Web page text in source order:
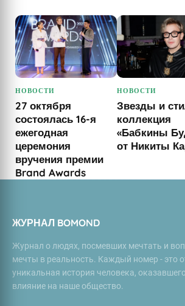
НОВОСТИ
27 октября
состоялась 16-я
ежегодная
церемония
вручения премии
Brand Awards
НОВОСТИ
Звезды и
коллекция
«Бабкины
от Никиты
ЖУРНАЛ BOMOND
Журнал о людях, посмевших мечтать и
мечты в реальность. Каждый номер - это
уникальная история человека,
влияние на наше общество.